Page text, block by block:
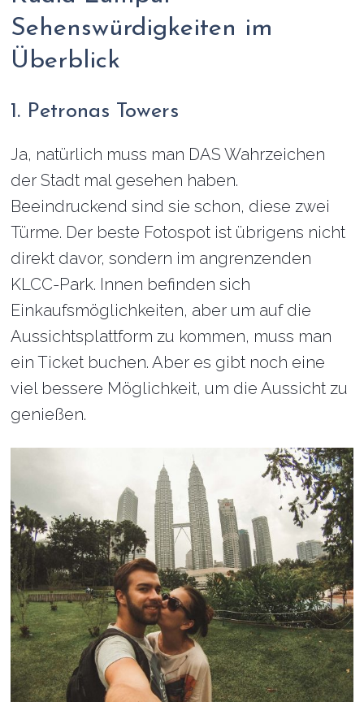
Sehenswürdigkeiten im
Überblick
1. Petronas Towers
Ja, natürlich muss man DAS Wahrzeichen
der Stadt mal gesehen haben.
Beeindruckend sind sie schon, diese zwei
Türme. Der beste Fotospot ist übrigens nicht
direkt davor, sondern im angrenzenden
KLCC-Park. Innen befinden sich
Einkaufsmöglichkeiten, aber um auf die
Aussichtsplattform zu kommen, muss man
ein Ticket buchen. Aber es gibt noch eine
viel bessere Möglichkeit, um die Aussicht zu
genießen.